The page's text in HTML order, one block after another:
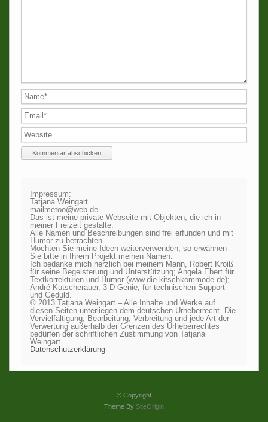
Impressum:
Tatjana Weingart
mailmetoo@web.de
Das ist meine private Webseite mit Objekten, die ich in
meiner Freizeit gestalte.
Alle Namen und Beschreibungen sind frei erfunden und mit
Humor zu betrachten.
Möchten Sie meine Ideen weiterverwenden, so erwähnen
Sie bitte in Ihrem Projekt meinen Namen.
Ich bedanke mich herzlich bei meinem Mann, Robert Kroiß
für seine Begeisterung und Unterstützung; Angela Ebert für
Textkorrekturen und Humor (www.die-kitschkommode.de);
André Kutscherauer, 3-D Genie, für technischen Support
und Geduld.
© 2013 Tatjana Weingart – Alle Inhalte und Werke auf
diesen Seiten unterliegen dem deutschen Urheberrecht. Die
Vervielfältigung, Bearbeitung, Verbreitung und jede Art der
Verwertung außerhalb der Grenzen des Urheberrechtes
bedürfen der schriftlichen Zustimmung von Tatjana
Weingart.
Datenschutzerklärung
© Copyright
Theme By SiteOrigin